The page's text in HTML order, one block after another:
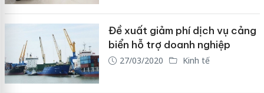
Đề xuất giảm phí dịch vụ cảng
biển hỗ trợ doanh nghiệp
27/03/2020 Kinh tế